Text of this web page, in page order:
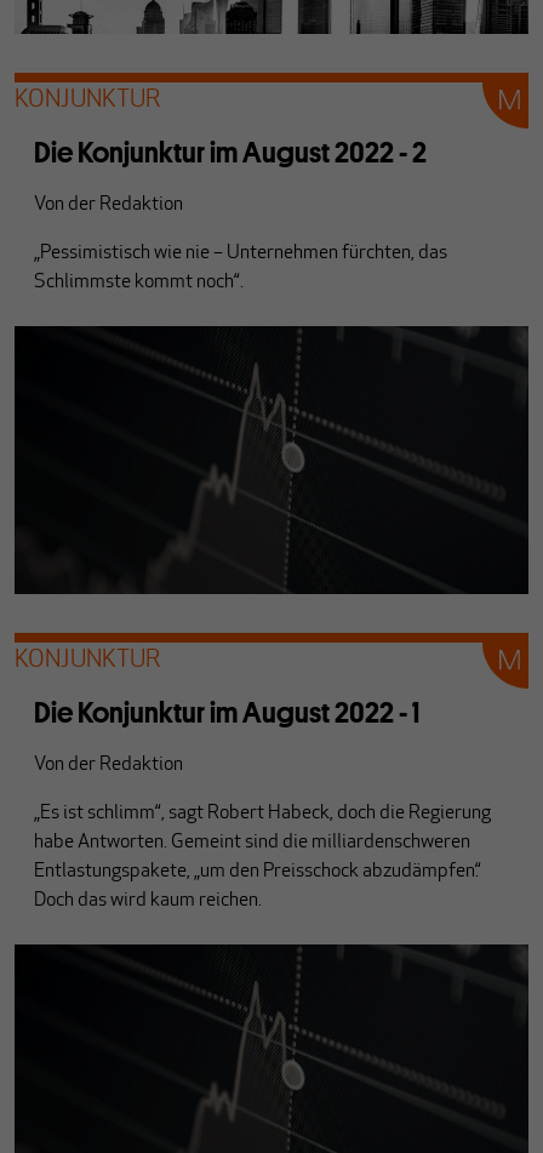
KONJUNKTUR
Die Konjunktur im August 2022 - 2
Von der Redaktion
„Pessimistisch wie nie – Unternehmen fürchten, das
Schlimmste kommt noch“.
KONJUNKTUR
Die Konjunktur im August 2022 - 1
Von der Redaktion
„Es ist schlimm“, sagt Robert Habeck, doch die Regierung
habe Antworten. Gemeint sind die milliardenschweren
Entlastungspakete, „um den Preisschock abzudämpfen.“
Doch das wird kaum reichen.